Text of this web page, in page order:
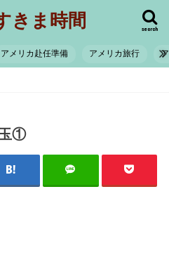
きま時間 search
アメリカ赴任準備 アメリカ旅行
玉①